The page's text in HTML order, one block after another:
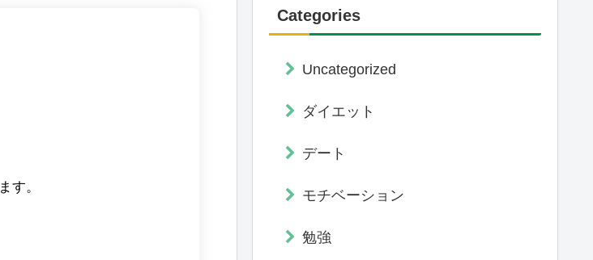
す。
Categories
Uncategorized
ダイエット
デート
モチベーション
勉強